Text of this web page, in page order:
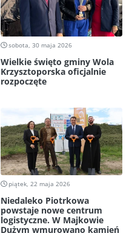
sobota, 30 maja 2026
Wielkie święto gminy Wola
Krzysztoporska oficjalnie
rozpoczęte
piątek, 22 maja 2026
Niedaleko Piotrkowa
powstaje nowe centrum
logistyczne. W Majkowie
Dużym wmurowano kamień